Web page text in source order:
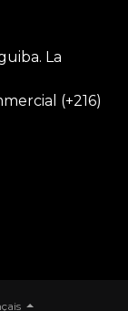
La
(+216)